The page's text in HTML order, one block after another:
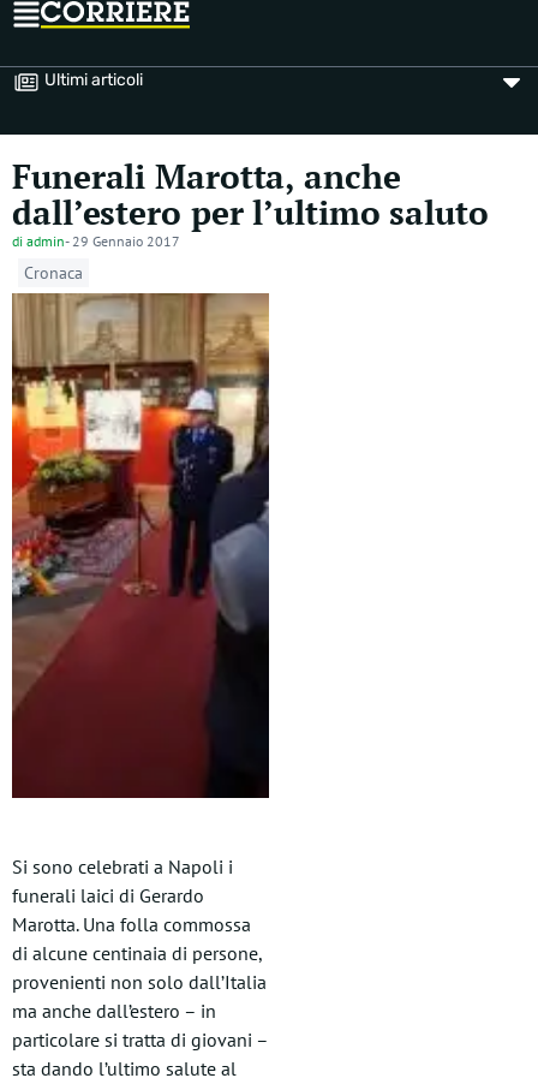
Ultimi articoli
Funerali Marotta, anche
dall’estero per l’ultimo saluto
di admin- 29 Gennaio 2017
Cronaca
Si sono celebrati a Napoli i
funerali laici di Gerardo
Marotta. Una folla commossa
di alcune centinaia di persone,
provenienti non solo dall’Italia
ma anche dall’estero – in
particolare si tratta di giovani –
sta dando l’ultimo salute al